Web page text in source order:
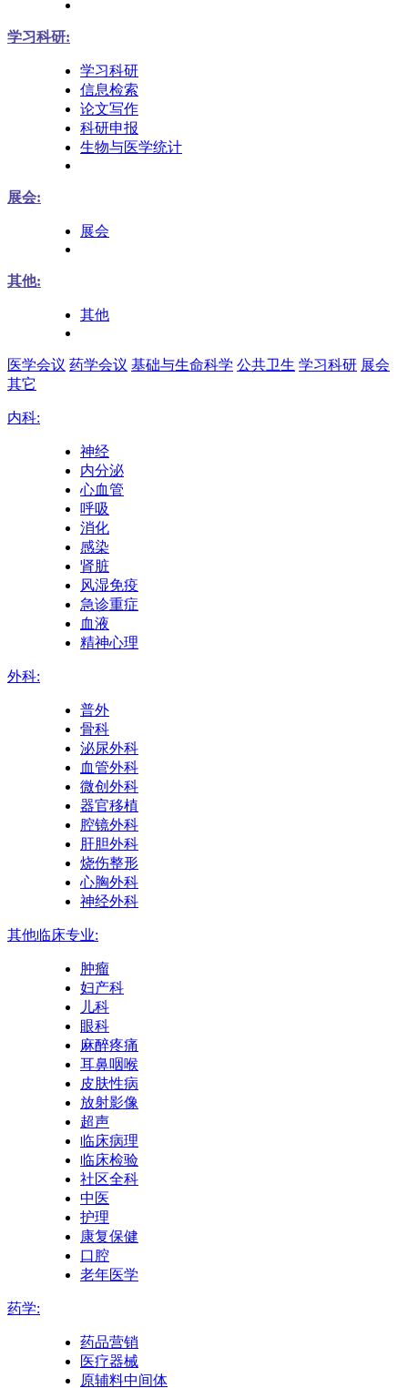
学习科研:
学习科研
信息检索
论文写作
科研申报
生物与医学统计
展会:
展会
其他:
其他
医学会议 药学会议 基础与生命科学 公共卫生 学习科研 展会
其它
内科:
神经
内分泌
心血管
呼吸
消化
感染
肾脏
风湿免疫
急诊重症
血液
精神心理
外科:
普外
骨科
泌尿外科
血管外科
微创外科
器官移植
腔镜外科
肝胆外科
烧伤整形
心胸外科
神经外科
其他临床专业:
肿瘤
妇产科
儿科
眼科
麻醉疼痛
耳鼻咽喉
皮肤性病
放射影像
超声
临床病理
临床检验
社区全科
中医
护理
康复保健
口腔
老年医学
药学:
药品营销
医疗器械
原辅料中间体